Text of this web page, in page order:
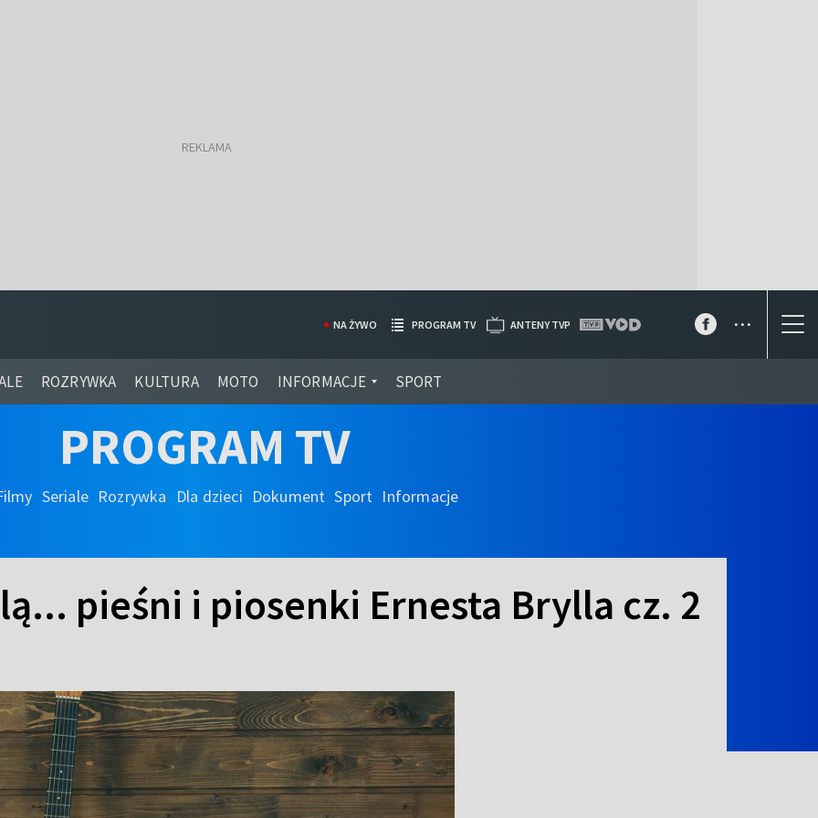
ROZRYWKA KULTURA MOTO INFORMACJE SPORT
NA ŻYWO PROGRAM TV ANTENY TVP ...
PROGRAM TV
Seriale Rozrywka Dla dzieci Dokument Sport Informacje
pieśni i piosenki Ernesta Brylla cz. 2